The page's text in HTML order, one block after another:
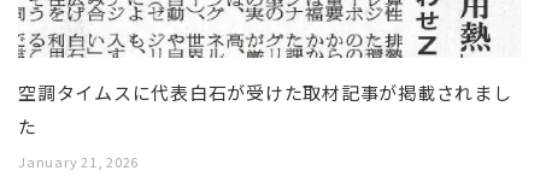
空調タイムスに代表白石が受けた取材記事が掲載されまし
た
January 21, 2026